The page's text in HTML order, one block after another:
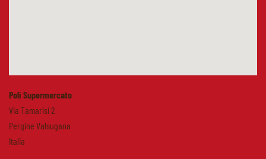
Poli Supermercato
Via Tamarisi 2
Pergine Valsugana
Italia